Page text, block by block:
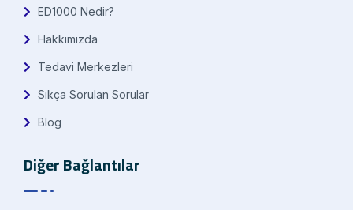
ED1000 Nedir?
Hakkımızda
Tedavi Merkezleri
Sıkça Sorulan Sorular
Blog
Diğer Bağlantılar